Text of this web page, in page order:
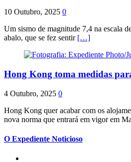
10 Outubro, 2025 0
Um sismo de magnitude 7,4 na escala
abalo, que se fez sentir […]
Hong Kong toma medidas
4 Outubro, 2025 0
Hong Kong quer acabar com os
nova norma que entrará em vigor em
O Expediente Noticioso